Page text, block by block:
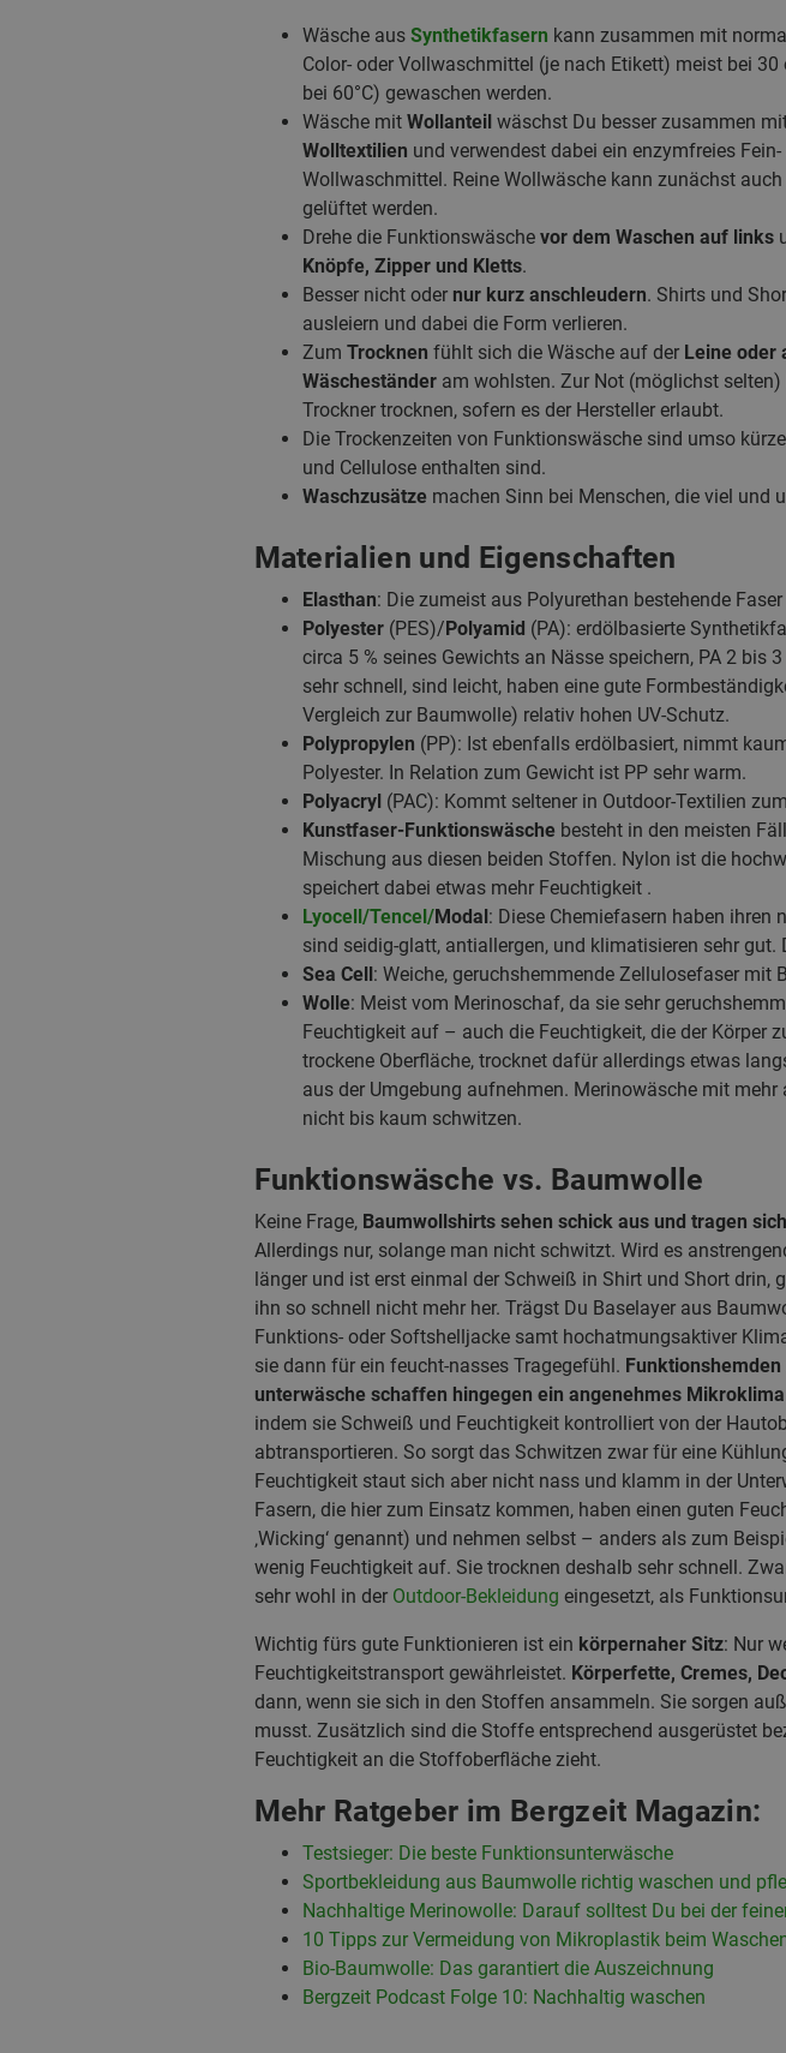
Wäsche aus Synthetikfasern kann zusammen mit
Color- oder Vollwaschmittel (je nach Etikett) meist bei 30
bei 60°C) gewaschen werden.
Wäsche mit Wollanteilwäschst Du besser zusammen
Wolltextilien und verwendest dabei ein enzymfreies Fein-
Wollwaschmittel. Reine Wollwäsche kann zunächst auch
gelüftet werden.
Drehe die Funktionswäsche vor dem Waschen auf links
Knöpfe, Zipper und Kletts.
Besser nicht odernur kurz anschleudern. Shirts und
ausleiern und dabei die Form verlieren.
Zum Trocknen fühlt sich die Wäsche auf der Leine oder
Wäscheständeram wohlsten. Zur Not (möglichst selten)
Trockner trocknen, sofern es der Hersteller erlaubt.
Die Trockenzeiten von Funktionswäsche sind umso
und Cellulose enthalten sind.
Waschzusätze machen Sinn bei Menschen, die viel und
Materialien und Eigenschaften
Elasthan: Die zumeist aus Polyurethan bestehende
Polyester(PES)/Polyamid (PA): erdölbasierte
circa 5 % seines Gewichts an Nässe speichern, PA 2 bis
sehr schnell, sind leicht, haben eine gute
Vergleich zur Baumwolle) relativ hohen UV-Schutz.
Polypropylen (PP): Ist ebenfalls erdölbasiert, nimmt
Polyester. In Relation zum Gewicht ist PP sehr warm.
Polyacryl(PAC): Kommt seltener in Outdoor-Textilien
Kunstfaser-Funktionswäsche besteht in den meisten
Mischung aus diesen beiden Stoffen. Nylon ist die
speichert dabei etwas mehr Feuchtigkeit .
Lyocell/Tencel/Modal: Diese Chemiefasern haben ihren
sind seidig-glatt, antiallergen, und klimatisieren sehr gut.
Sea Cell: Weiche, geruchshemmende Zellulosefaser
Wolle: Meist vom Merinoschaf, da sie sehr
Feuchtigkeit auf – auch die Feuchtigkeit, die der Körper
trockene Oberfläche, trocknet dafür allerdings etwas
aus der Umgebung aufnehmen. Merinowäsche mit
nicht bis kaum schwitzen.
Funktionswäsche vs. Baumwolle
Keine Frage, Baumwollshirts sehen schick aus und tragen
Allerdings nur, solange man nicht schwitzt. Wird es
länger und ist erst einmal der Schweiß in Shirt und Short drin,
ihn so schnell nicht mehr her. Trägst Du Baselayer aus
Funktions- oder Softshelljacke samt hochatmungsaktiver
sie dann für ein feucht-nasses Tragegefühl. Funktionshemden
unterwäsche schaffen hingegen ein angenehmes Mikroklima
indem sie Schweiß und Feuchtigkeit kontrolliert von der
abtransportieren. So sorgt das Schwitzen zwar für eine
Feuchtigkeit staut sich aber nicht nass und klamm in der
Fasern, die hier zum Einsatz kommen, haben einen guten
‚Wicking‘ genannt) und nehmen selbst – anders als zum
wenig Feuchtigkeit auf. Sie trocknen deshalb sehr schnell.
sehr wohl in der Outdoor-Bekleidung eingesetzt, als
Wichtig fürs gute Funktionieren ist ein körpernaher Sitz: Nur
Feuchtigkeitstransport gewährleistet. Körperfette, Cremes,
dann, wenn sie sich in den Stoffen ansammeln. Sie sorgen
musst. Zusätzlich sind die Stoffe entsprechend ausgerüstet
Feuchtigkeit an die Stoffoberfläche zieht.
Mehr Ratgeber im Bergzeit Magazin:
Testsieger: Die beste Funktionsunterwäsche
Sportbekleidung aus Baumwolle richtig waschen und
Nachhaltige Merinowolle: Darauf solltest Du bei der
10 Tipps zur Vermeidung von Mikroplastik beim
Bio-Baumwolle: Das garantiert die Auszeichnung
Bergzeit Podcast Folge 10: Nachhaltig waschen